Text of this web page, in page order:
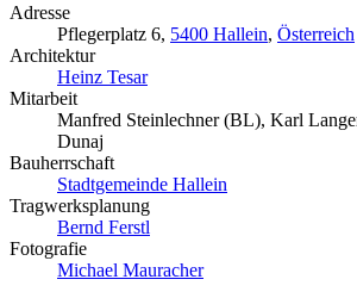
Adresse
Pflegerplatz 6, 5400 Hallein, Österreich
Architektur
Heinz Tesar
Mitarbeit
Manfred Steinlechner (BL), Karl
Dunaj
Bauherrschaft
Stadtgemeinde Hallein
Tragwerksplanung
Bernd Ferstl
Fotografie
Michael Mauracher